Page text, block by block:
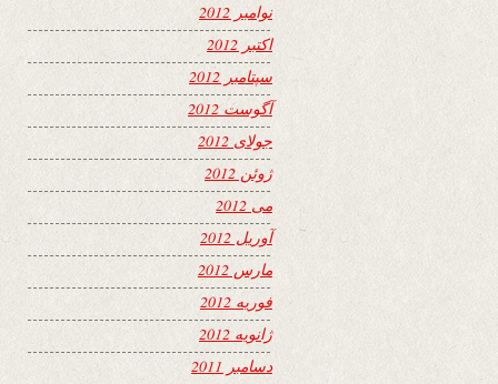
نوامبر 2012
اکتبر 2012
سپتامبر 2012
آگوست 2012
جولای 2012
ژوئن 2012
می 2012
آوریل 2012
مارس 2012
فوریه 2012
ژانویه 2012
دسامبر 2011